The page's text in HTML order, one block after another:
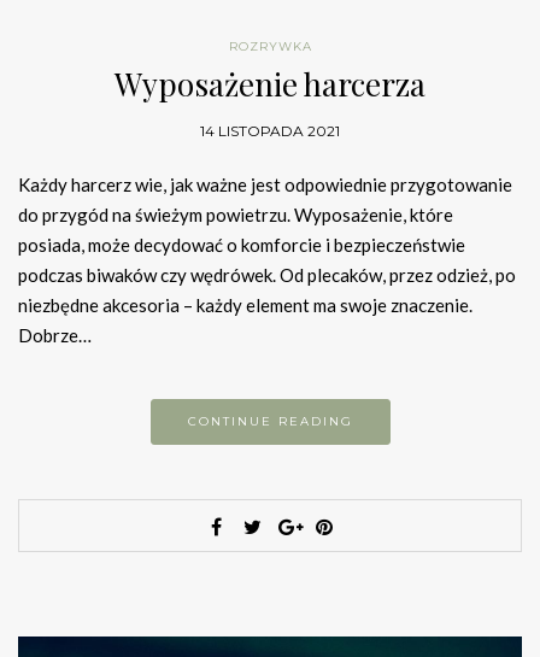
ROZRYWKA
Wyposażenie harcerza
14 LISTOPADA 2021
Każdy harcerz wie, jak ważne jest odpowiednie przygotowanie
do przygód na świeżym powietrzu. Wyposażenie, które
posiada, może decydować o komforcie i bezpieczeństwie
podczas biwaków czy wędrówek. Od plecaków, przez odzież, po
niezbędne akcesoria – każdy element ma swoje znaczenie.
Dobrze…
CONTINUE READING